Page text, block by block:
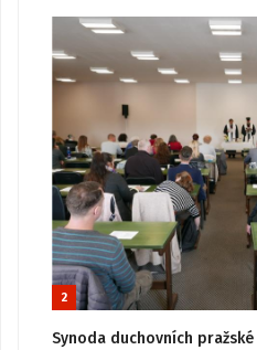
2
Synoda duchovních